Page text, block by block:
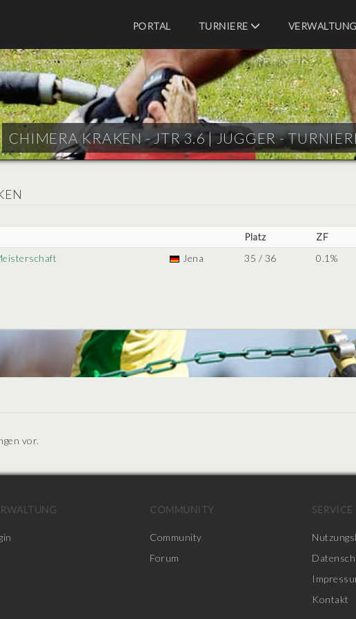
PORTAL
TURNIERE VERWALTUNG
CHIMERA KRAKEN - JTR 3.6 |JUGGER -
Platz ZF
Jena 35 / 36 0.1%
vor.
COMMUNITY
Community
Forum
SERVICE
Kontakt